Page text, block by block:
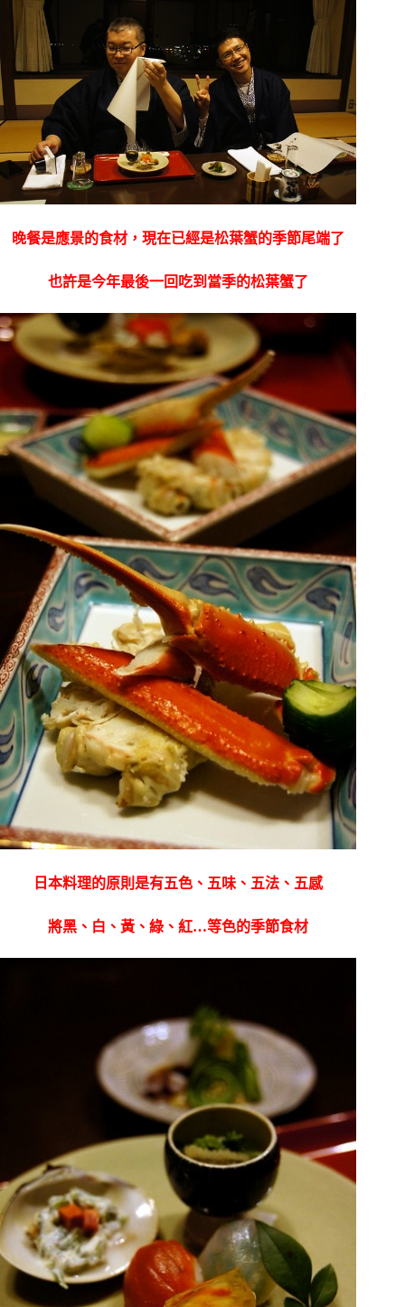
晚餐是應景的食材，現在已經是松葉蟹的季節尾端了
也許是今年最後一回吃到當季的松葉蟹了
日本料理的原則是有五色、五味、五法、五感
將黑、白、黃、綠、紅…等色的季節食材